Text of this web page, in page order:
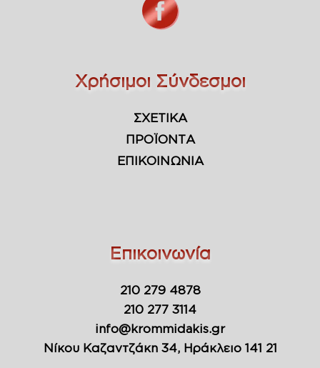
Χρήσιμοι Σύνδεσμοι
ΣΧΕΤΙΚΑ
ΠΡΟΪΟΝΤΑ
ΕΠΙΚΟΙΝΩΝΙΑ
Επικοινωνία
210 279 4878
210 277 3114
info@krommidakis.gr
Νίκου Καζαντζάκη 34, Ηράκλειο 141 21